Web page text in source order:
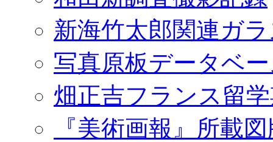
新海竹太郎関連ガ
写真原板データベ
畑正吉フランス留
『美術画報』所載